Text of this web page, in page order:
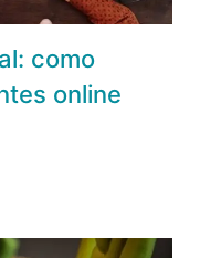
como
online